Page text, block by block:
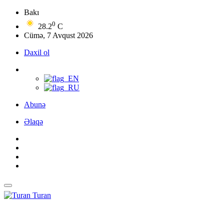
Bakı
28.20 C
Cümə, 7 Avqust 2026
Daxil ol
Abunə
Əlaqə
Turan